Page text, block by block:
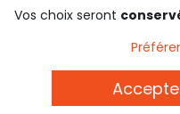
Cookies et données
Paramètres des cookies
Vos choix seront